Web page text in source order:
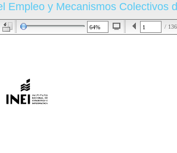
Empleo y Mecanismos Colectivos
/ 136